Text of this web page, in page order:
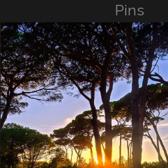
Pins